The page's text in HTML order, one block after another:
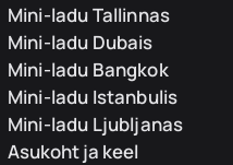
Mini-ladu Tallinnas
Mini-ladu Dubais
Mini-ladu Bangkok
Mini-ladu Istanbulis
Mini-ladu Ljubljanas
Asukoht ja keel